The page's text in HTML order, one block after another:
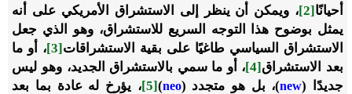
أحيانًا[2]
، ويمكن أن ينظر إلى الاستشراق الأمريكي على أنه
يمثل بوضوح هذا التوجه السريع للاستشراق، وهو الذي جعل
الاستشراق السياسي طاغيًا على بقية الاستشراقات[3]
، أو ما
بعد الاستشراق[4]
، أو ما سمي بالاستشراق الجديد، وهو ليس
جديدًا (new)، بل هو متجدد (neo
)
[5]
، يؤرخ له عادة بما بعد